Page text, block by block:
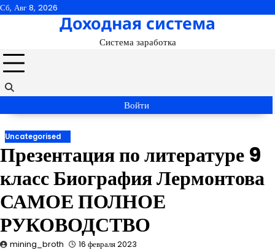
Перейти
Сб, Авг 8, 2026
Доходная система
Система заработка
Войти
Uncategorised
Презентация по литературе 9
класс Биография Лермонтова
САМОЕ ПОЛНОЕ
РУКОВОДСТВО
mining_broth 16 февраля 2023